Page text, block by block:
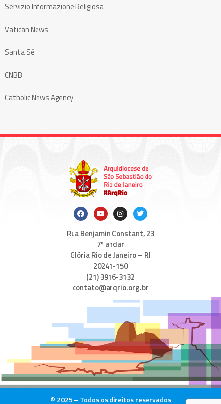
Servizio Informazione Religiosa
Vatican News
Santa Sé
CNBB
Catholic News Agency
Rua Benjamin Constant, 23
7º andar
Glória Rio de Janeiro – RJ
20241-150
(21) 3916-3132
contato@arqrio.org.br
© 2025 – Todos os direitos reservados